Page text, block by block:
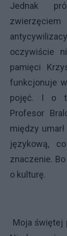
Jednak
oczywiście
pamięci
funkcjonuje
pojęć. I o
Profesor
między
językową,
znaczenie.
o kulturę.
Moja świętej